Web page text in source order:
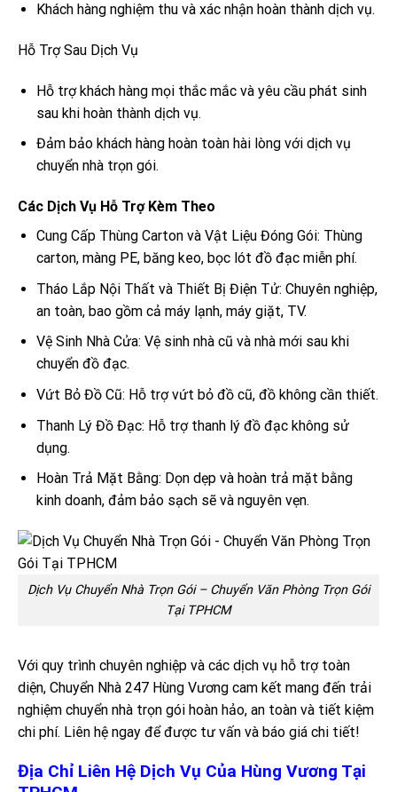
Khách hàng nghiệm thu và xác nhận hoàn thành dịch vụ.
Hỗ Trợ Sau Dịch Vụ
Hỗ trợ khách hàng mọi thắc mắc và yêu cầu phát sinh
sau khi hoàn thành dịch vụ.
Đảm bảo khách hàng hoàn toàn hài lòng với dịch vụ
chuyển nhà trọn gói.
Các Dịch Vụ Hỗ Trợ Kèm Theo
Cung Cấp Thùng Carton và Vật Liệu Đóng Gói: Thùng
carton, màng PE, băng keo, bọc lót đồ đạc miễn phí.
Tháo Lắp Nội Thất và Thiết Bị Điện Tử: Chuyên nghiệp,
an toàn, bao gồm cả máy lạnh, máy giặt, TV.
Vệ Sinh Nhà Cửa: Vệ sinh nhà cũ và nhà mới sau khi
chuyển đồ đạc.
Vứt Bỏ Đồ Cũ: Hỗ trợ vứt bỏ đồ cũ, đồ không cần thiết.
Thanh Lý Đồ Đạc: Hỗ trợ thanh lý đồ đạc không sử
dụng.
Hoàn Trả Mặt Bằng: Dọn dẹp và hoàn trả mặt bằng
kinh doanh, đảm bảo sạch sẽ và nguyên vẹn.
Dịch Vụ Chuyển Nhà Trọn Gói – Chuyển Văn Phòng Trọn Gói
Tại TPHCM
Với quy trình chuyên nghiệp và các dịch vụ hỗ trợ toàn
diện, Chuyển Nhà 247 Hùng Vương cam kết mang đến trải
nghiệm chuyển nhà trọn gói hoàn hảo, an toàn và tiết kiệm
chi phí. Liên hệ ngay để được tư vấn và báo giá chi tiết!
Địa Chỉ Liên Hệ Dịch Vụ Của Hùng Vương Tại